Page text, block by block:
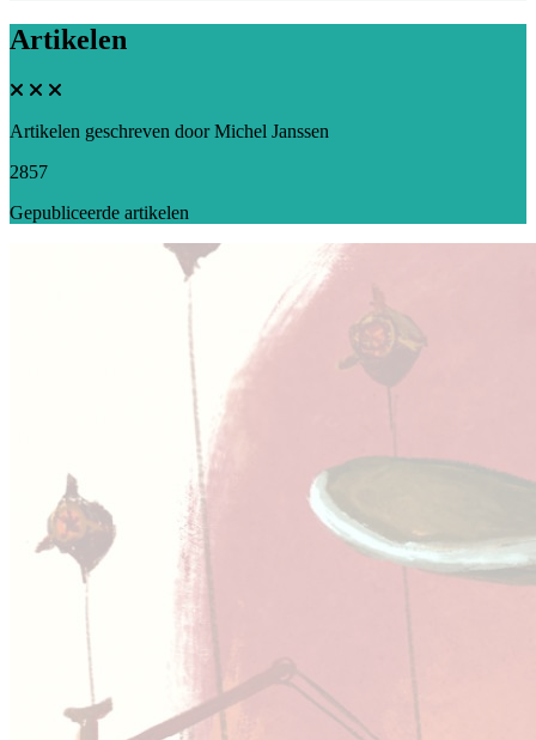
Artikelen
Artikelen geschreven door Michel Janssen
2857
Gepubliceerde artikelen